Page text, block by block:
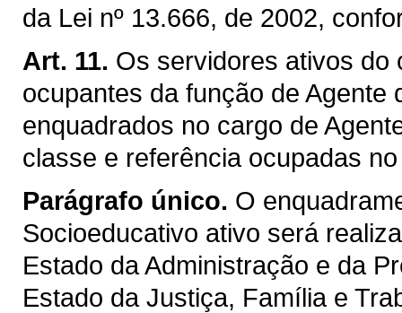
da Lei nº 13.666, de 2002,
Art. 11. Os servidores ativos do
ocupantes da função de
enquadrados no cargo de
classe e referência ocupadas
Parágrafo único. O
Socioeducativo ativo será
Estado da Administração e da
Estado da Justiça, Família e